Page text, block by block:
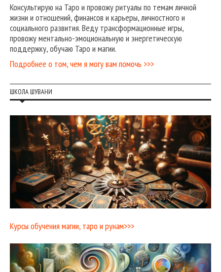
Консультирую на Таро и провожу ритуалы по темам личной
жизни и отношений, финансов и карьеры, личностного и
социального развития. Веду трансформационные игры,
провожу ментально-эмоциональную и энергетическую
поддержку, обучаю Таро и магии.
Подробнее о том, чем я могу вам помочь >>>
ШКОЛА ШУВАНИ
Курсы обучения магии, таро и рунам>>>